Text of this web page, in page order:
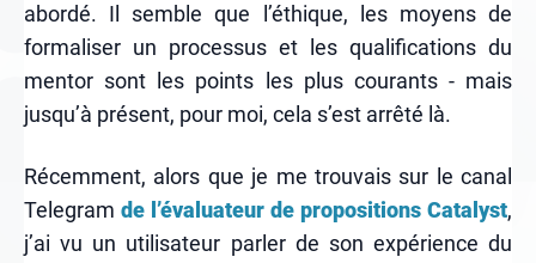
abordé. Il semble que l’éthique, les moyens de
formaliser un processus et les qualifications du
mentor sont les points les plus courants - mais
jusqu’à présent, pour moi, cela s’est arrêté là.
Récemment, alors que je me trouvais sur le canal
Telegram de l’évaluateur de propositions Catalyst,
j’ai vu un utilisateur parler de son expérience du